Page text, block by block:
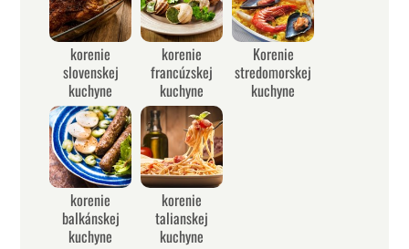
korenie
slovenskej
kuchyne
korenie
francúzskej
kuchyne
Korenie
stredomorskej
kuchyne
korenie
balkánskej
kuchyne
korenie
talianskej
kuchyne